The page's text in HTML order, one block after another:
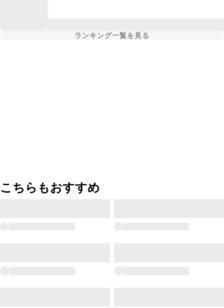
ランキング一覧を見る
こちらもおすすめ